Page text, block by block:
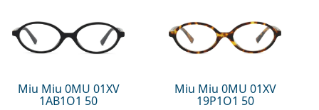
Miu Miu 0MU 01XV
1AB1O1 50
Miu Miu 0MU 01XV
19P1O1 50